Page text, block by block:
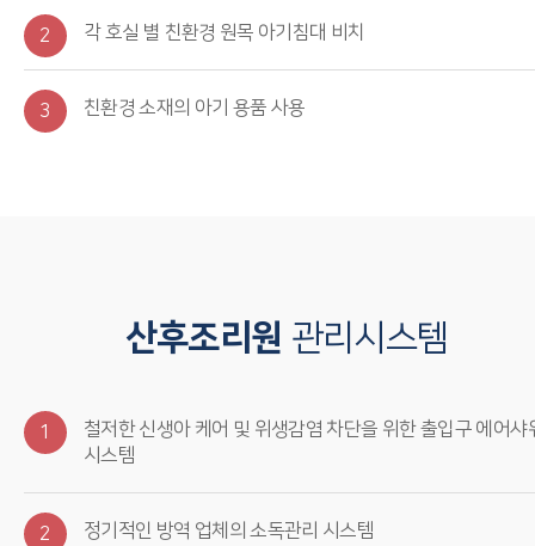
2 각 호실 별 친환경 원목 아기침대 비치
3 친환경 소재의 아기 용품 사용
산후조리원 관리시스템
1
철저한 신생아 케어 및 위생감염 차단을 위한 출입구 에어샤
시스템
2 정기적인 방역 업체의 소독관리 시스템